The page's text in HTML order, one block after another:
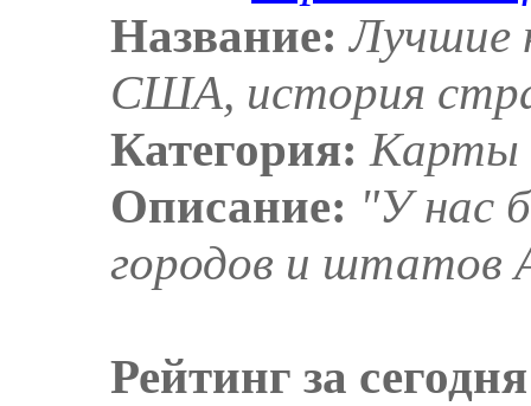
Название: Лучшие
США, история
Категория: Карты
Описание: "У нас
городов и штатов
Рейтинг за